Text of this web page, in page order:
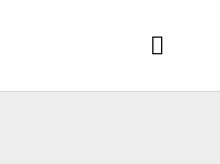
Main